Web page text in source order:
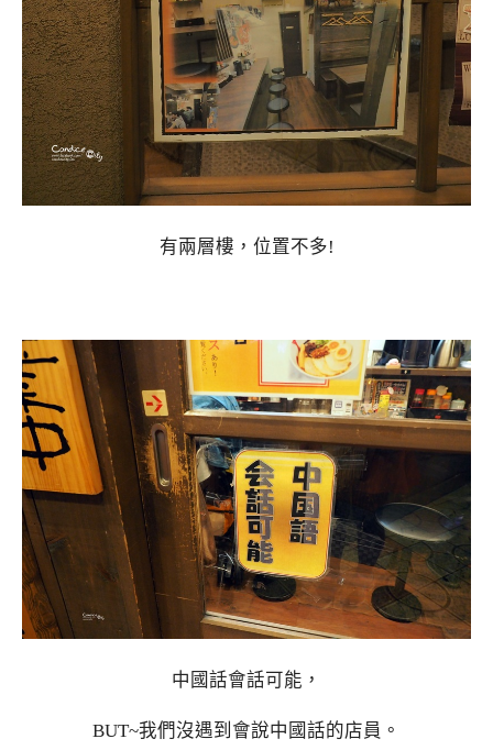
有兩層樓，位置不多!
中國話會話可能，
BUT~我們沒遇到會說中國話的店員。